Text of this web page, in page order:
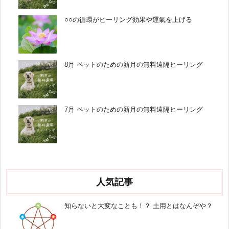
○○の循環がヒーリング効果や運氣を上げる
8月 ペットのための新月の無料遠隔ヒーリング
7月 ペットのための新月の無料遠隔ヒーリング
人気記事
知らないと大変なことも！？ 土用とはなんぞや？